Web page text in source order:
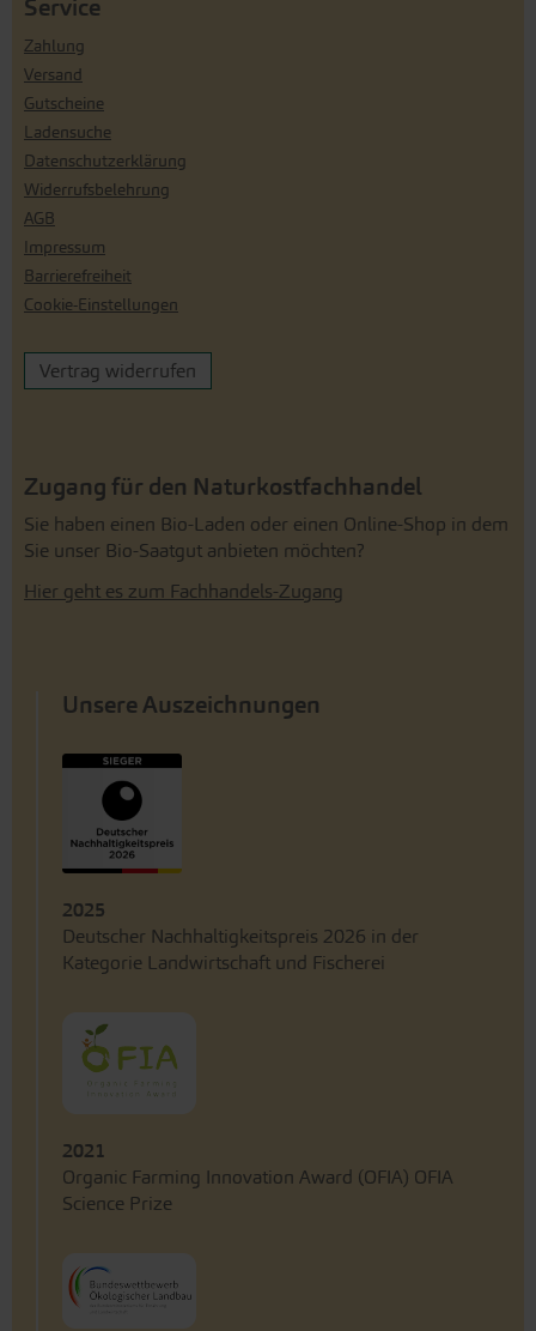
Service
Zahlung
Versand
Gutscheine
Ladensuche
Datenschutzerklärung
Widerrufsbelehrung
AGB
Impressum
Barrierefreiheit
Cookie-Einstellungen
Vertrag widerrufen
Zugang für den Naturkostfachhandel
Sie haben einen Bio-Laden oder einen Online-Shop in dem
Sie unser Bio-Saatgut anbieten möchten?
Hier geht es zum Fachhandels-Zugang
Unsere Auszeichnungen
2025
Deutscher Nachhaltigkeitspreis 2026 in der
Kategorie Landwirtschaft und Fischerei
2021
Organic Farming Innovation Award (OFIA) OFIA
Science Prize